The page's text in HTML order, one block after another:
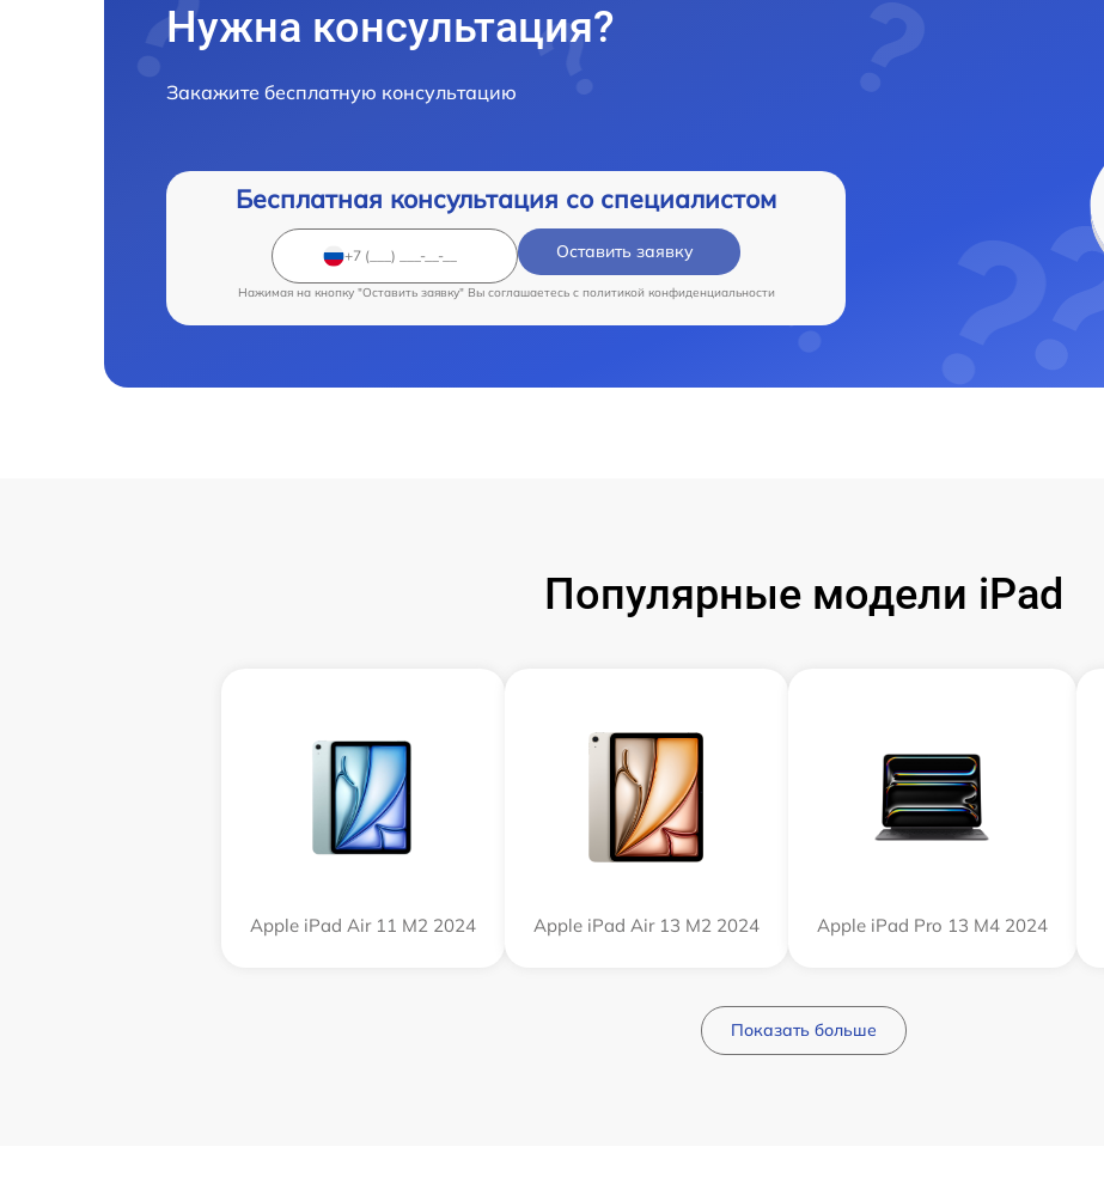
Нужна консультация?
Закажите бесплатную консультацию
Бесплатная консультация со специалистом
Оставить заявку
Нажимая на кнопку "Оставить заявку" Вы соглашаетесь c политикой конфиденциальности
Популярные модели iPad
Apple iPad Air 11 M2 2024 Apple iPad Air 13 M2 2024 Apple iPad Pro 13 M4 2024
Показать больше